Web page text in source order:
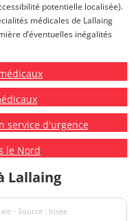
potentielle localisée).
médicales de Lallaing
d’éventuelles inégalités
service d'urgence
le Nord
Lallaing
- Source : Insee